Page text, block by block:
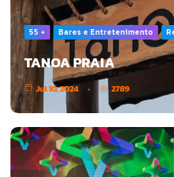
55 + Bares e Entretenimento
TANOA PRAIA
Jul 10, 2024 2789